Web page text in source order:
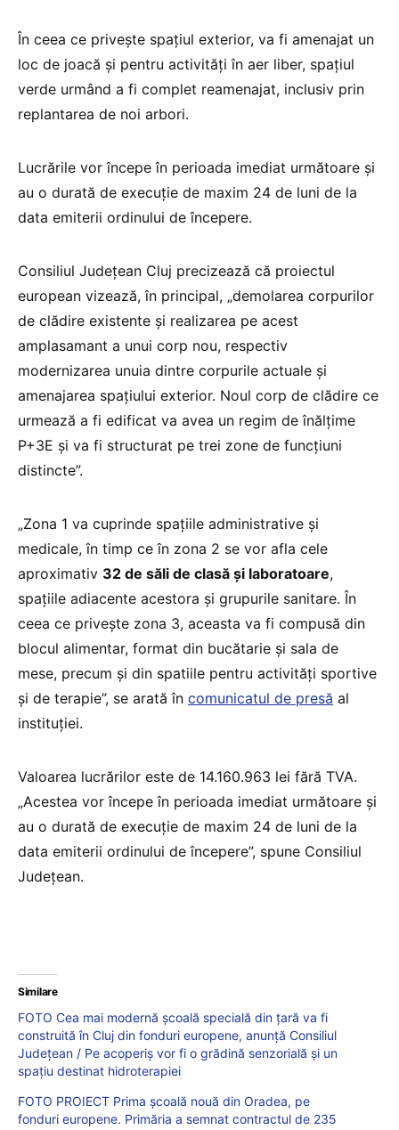
În ceea ce priveşte spaţiul exterior, va fi amenajat un
loc de joacă şi pentru activităţi în aer liber, spaţiul
verde urmând a fi complet reamenajat, inclusiv prin
replantarea de noi arbori.
Lucrările vor începe în perioada imediat următoare şi
au o durată de execuţie de maxim 24 de luni de la
data emiterii ordinului de începere.
Consiliul Județean Cluj precizează că proiectul
european vizează, în principal, „demolarea corpurilor
de clădire existente și realizarea pe acest
amplasamant a unui corp nou, respectiv
modernizarea unuia dintre corpurile actuale și
amenajarea spațiului exterior. Noul corp de clădire ce
urmează a fi edificat va avea un regim de înălțime
P+3E și va fi structurat pe trei zone de funcțiuni
distincte”.
„Zona 1 va cuprinde spațiile administrative și
medicale, în timp ce în zona 2 se vor afla cele
aproximativ 32 de săli de clasă și laboratoare,
spațiile adiacente acestora și grupurile sanitare. În
ceea ce privește zona 3, aceasta va fi compusă din
blocul alimentar, format din bucătarie și sala de
mese, precum și din spatiile pentru activități sportive
și de terapie”, se arată în comunicatul de presă al
instituției.
Valoarea lucrărilor este de 14.160.963 lei fără TVA.
„Acestea vor începe în perioada imediat următoare și
au o durată de execuție de maxim 24 de luni de la
data emiterii ordinului de începere”, spune Consiliul
Județean.
Similare
FOTO Cea mai modernă școală specială din țară va fi
construită în Cluj din fonduri europene, anunță Consiliul
Județean / Pe acoperiș vor fi o grădină senzorială și un
spațiu destinat hidroterapiei
FOTO PROIECT Prima școală nouă din Oradea, pe
fonduri europene. Primăria a semnat contractul de 235